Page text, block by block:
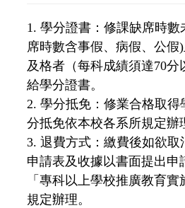
1. 學分證書：修課缺席時數
席時數含事假、病假、公假
及格者（每科成績須達70分
給學分證書。
2. 學分抵免：修業合格取得
分抵免依本校各系所規定辦
3. 退費方式：繳費後如欲取
申請表及收據以書面提出申
「專科以上學校推廣教育
規定辦理。